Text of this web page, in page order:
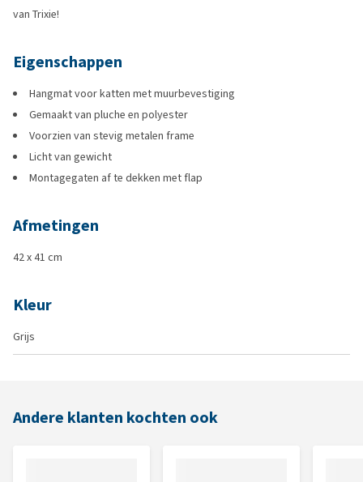
van Trixie!
Eigenschappen
Hangmat voor katten met muurbevestiging
Gemaakt van pluche en polyester
Voorzien van stevig metalen frame
Licht van gewicht
Montagegaten af te dekken met flap
Afmetingen
42 x 41 cm
Kleur
Grijs
Andere klanten kochten ook